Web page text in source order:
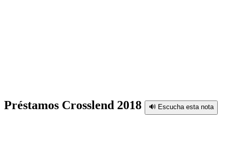
Préstamos Crosslend 2018 🔊 Escucha esta nota